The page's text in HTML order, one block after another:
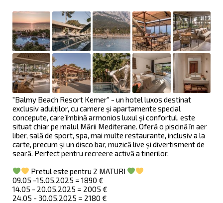
"Balmy Beach Resort Kemer" - un hotel luxos destinat
exclusiv adulților, cu camere și apartamente special
concepute, care îmbină armonios luxul și confortul, este
situat chiar pe malul Mării Mediterane. Oferă o piscină în aer
liber, sală de sport, spa, mai multe restaurante, inclusiv a la
carte, precum și un disco bar, muzică live și divertisment de
seară. Perfect pentru recreere activă a tinerilor.
Pretul este pentru 2 MATURI
09.05 -15.05.2025 = 1890 €
14.05 - 20.05.2025 = 2005 €
24.05 - 30.05.2025 = 2180 €